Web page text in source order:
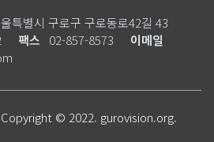
특별시 구로구 구로동로42길 43
팩스 02-857-8573
이메일
© 2022. gurovision.org.